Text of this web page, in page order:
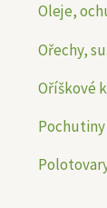
Oleje,
Ořechy,
Oříškové
Pochutiny